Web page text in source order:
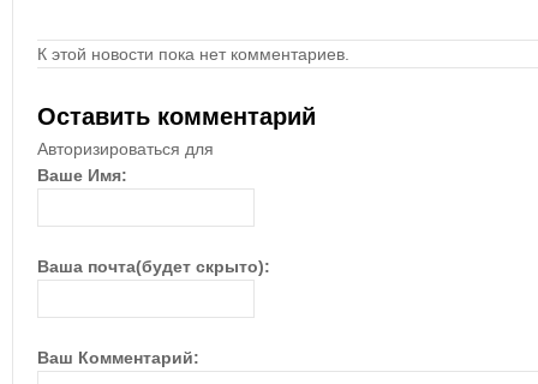
К этой новости пока нет комментариев.
Оставить комментарий
Авторизироваться для
Ваше Имя:
Ваша почта(будет скрыто):
Ваш Комментарий: